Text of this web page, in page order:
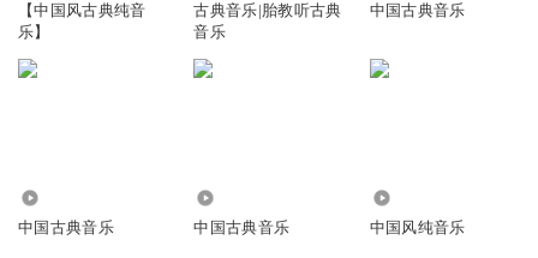
【中国风古典纯音
乐】
古典音乐|胎教听古典
音乐
中国古典音乐
中国古典音乐 中国古典音乐 中国风纯音乐